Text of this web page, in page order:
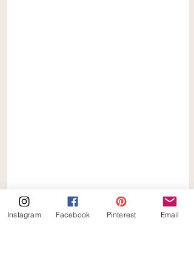
Instagram Facebook Pinterest Email